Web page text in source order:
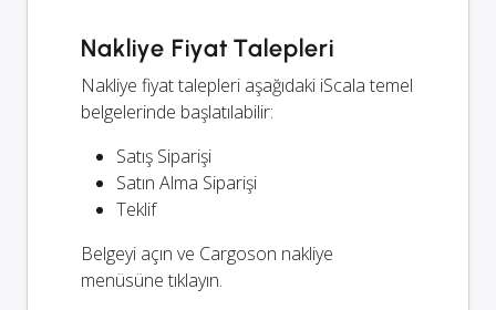
Nakliye Fiyat Talepleri
Nakliye fiyat talepleri aşağıdaki iScala temel
belgelerinde başlatılabilir:
Satış Siparişi
Satın Alma Siparişi
Teklif
Belgeyi açın ve Cargoson nakliye
menüsüne tıklayın.